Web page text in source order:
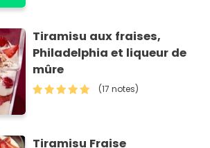
Tiramisu aux fraises,
Philadelphia et liqueur de
mûre
(17 notes)
Tiramisu Fraise